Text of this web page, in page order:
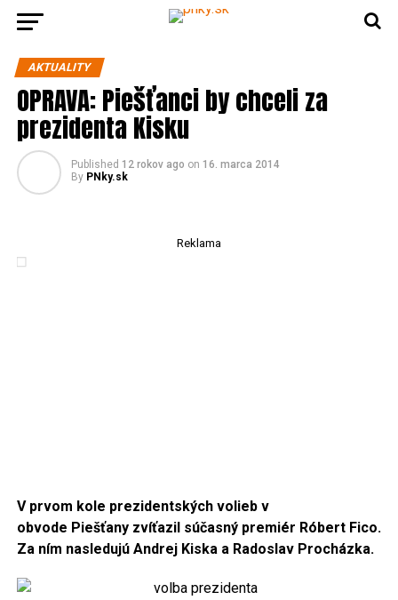
AKTUALITY
OPRAVA: Piešťanci by chceli za
prezidenta Kisku
Published 12 rokov ago on 16. marca 2014
By PNky.sk
Reklama
V prvom kole prezidentských volieb v
obvode Piešťany zvíťazil súčasný premiér Róbert Fico.
Za ním nasledujú Andrej Kiska a Radoslav Procházka.